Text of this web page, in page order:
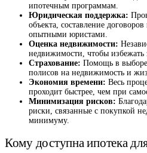
ипотечным программам.
Юридическая поддержка:
объекта, составление
опытными юристами.
Оценка недвижимости:
недвижимости, чтобы избежать
Страхование: Помощь в
полисов на недвижимость и
Экономия времени: Весь
проходит быстрее, чем при
Минимизация рисков:
риски, связанные с покупкой
минимуму.
Кому доступна ипотека